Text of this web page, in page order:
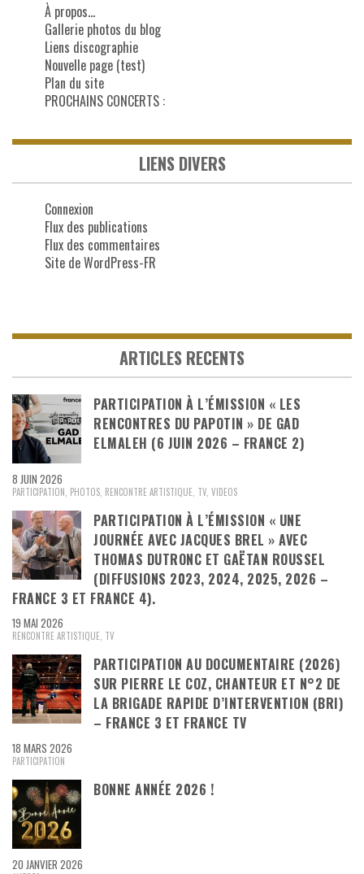
À propos…
Gallerie photos du blog
Liens discographie
Nouvelle page (test)
Plan du site
PROCHAINS CONCERTS :
LIENS DIVERS
Connexion
Flux des publications
Flux des commentaires
Site de WordPress-FR
ARTICLES RECENTS
PARTICIPATION À L’ÉMISSION « LES
RENCONTRES DU PAPOTIN » DE GAD
ELMALEH (6 JUIN 2026 – FRANCE 2)
8 JUIN 2026
PARTICIPATION PHOTOS RENCONTRE ARTISTIQUE TV VIDEOS
PARTICIPATION À L’ÉMISSION « UNE
JOURNÉE AVEC JACQUES BREL » AVEC
THOMAS DUTRONC ET GAËTAN ROUSSEL
(DIFFUSIONS 2023, 2024, 2025, 2026 –
FRANCE 3 ET FRANCE 4).
19 MAI 2026
RENCONTRE ARTISTIQUE TV
PARTICIPATION AU DOCUMENTAIRE (2026)
SUR PIERRE LE COZ, CHANTEUR ET N°2 DE
LA BRIGADE RAPIDE D’INTERVENTION (BRI)
– FRANCE 3 ET FRANCE TV
18 MARS 2026
PARTICIPATION
BONNE ANNÉE 2026 !
20 JANVIER 2026